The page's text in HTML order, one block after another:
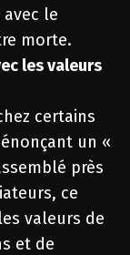
le
morte.
les valeurs
certains
un «
près
ce
valeurs de
et de